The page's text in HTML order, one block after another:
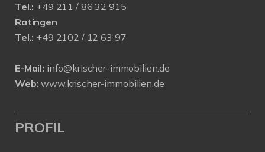
Tel.: +49 211 / 86 32 915
Ratingen
Tel.: +49 2102 / 12 63 97
E-Mail: info@krischer-immobilien.de
Web: www.krischer-immobilien.de
PROFIL